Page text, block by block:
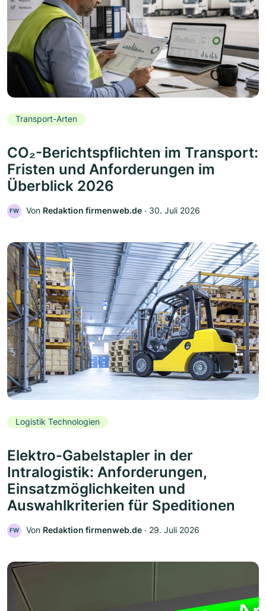
Transport-Arten
CO₂-Berichtspflichten im Transport:
Fristen und Anforderungen im
Überblick 2026
FW Von Redaktion firmenweb.de ‧ 30. Juli 2026
Logistik Technologien
Elektro-Gabelstapler in der
Intralogistik: Anforderungen,
Einsatzmöglichkeiten und
Auswahlkriterien für Speditionen
FW Von Redaktion firmenweb.de ‧ 29. Juli 2026